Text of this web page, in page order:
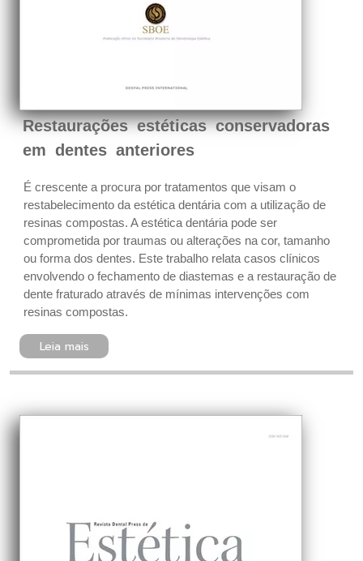
Restaurações estéticas conservadoras
em dentes anteriores
É crescente a procura por tratamentos que visam o
restabelecimento da estética dentária com a utilização de
resinas compostas. A estética dentária pode ser
comprometida por traumas ou alterações na cor, tamanho
ou forma dos dentes. Este trabalho relata casos clínicos
envolvendo o fechamento de diastemas e a restauração de
dente fraturado através de mínimas intervenções com
resinas compostas.
Leia mais